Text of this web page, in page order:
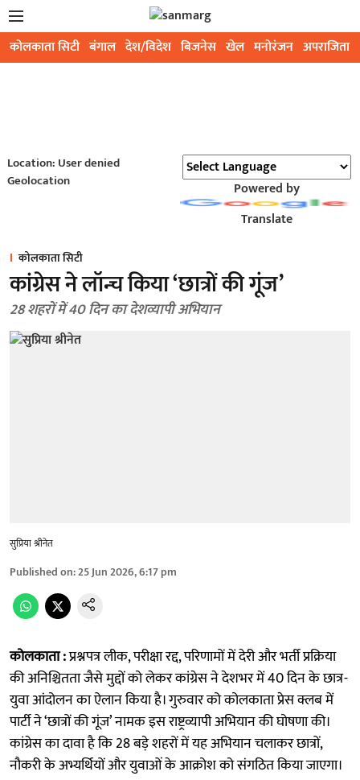
कोलकाता सिटी बंगाल देश/विदेश बिजनेस खेल मनोरंजन अपराजिता
Location: User denied
Geolocation
Powered by
Translate
कोलकाता सिटी
कांग्रेस ने लॉन्च किया ‘छात्रों की गूंज’
28 शहरों में 40 दिन का देशव्यापी अभियान
सुप्रिया श्रीनेत
Published on:25 Jun 2026, 6:17 pm
कोलकाता :प्रश्नपत्र लीक, परीक्षा रद्द, परिणामों में देरी और भर्ती प्रक्रिया
की अनिश्चितता जैसे मुद्दों को लेकर कांग्रेस ने देशभर में 40 दिन के छात्र-
युवा आंदोलन का ऐलान किया है। गुरुवार को कोलकाता प्रेस क्लब में
पार्टी ने ‘छात्रों की गूंज’ नामक इस राष्ट्रव्यापी अभियान की घोषणा की।
कांग्रेस का दावा है कि 28 बड़े शहरों में यह अभियान चलाकर छात्रों,
नौकरी के अभ्यर्थियों और युवाओं के आक्रोश को संगठित किया जाएगा।